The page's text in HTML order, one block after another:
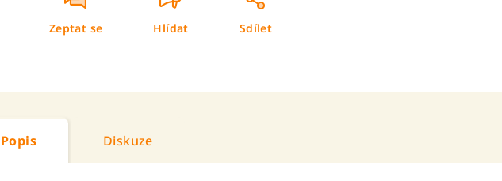
Zeptat se Hlídat Sdílet
Popis Diskuze